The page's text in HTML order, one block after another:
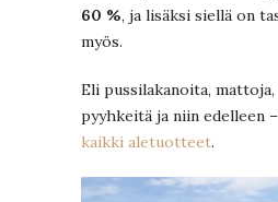
60 %, ja lisäksi siellä on
myös.
Eli pussilakanoita,
pyyhkeitä ja niin edelleen –
kaikki aletuotteet.